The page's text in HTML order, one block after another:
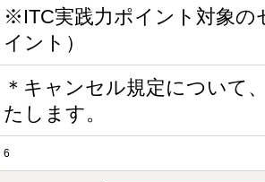
※ITC実践力ポイント対象の
イント）
＊キャンセル規定について
たします。
6